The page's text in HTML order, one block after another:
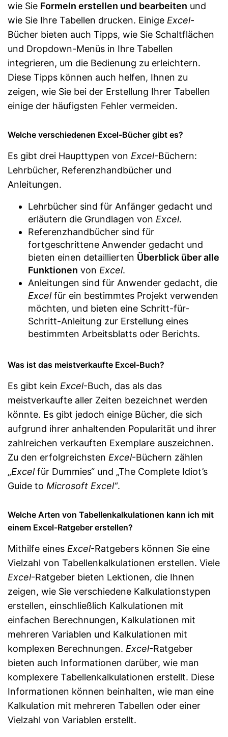
wie Sie Formeln erstellen und bearbeiten und
wie Sie Ihre Tabellen drucken. Einige Excel-
Bücher bieten auch Tipps, wie Sie Schaltflächen
und Dropdown-Menüs in Ihre Tabellen
integrieren, um die Bedienung zu erleichtern.
Diese Tipps können auch helfen, Ihnen zu
zeigen, wie Sie bei der Erstellung Ihrer Tabellen
einige der häufigsten Fehler vermeiden.
Welche verschiedenen Excel-Bücher gibt es?
Es gibt drei Haupttypen von Excel-Büchern:
Lehrbücher, Referenzhandbücher und
Anleitungen.
Lehrbücher sind für Anfänger gedacht und
erläutern die Grundlagen von Excel.
Referenzhandbücher sind für
fortgeschrittene Anwender gedacht und
bieten einen detaillierten Überblick über alle
Funktionen von Excel.
Anleitungen sind für Anwender gedacht, die
Excelfür ein bestimmtes Projekt verwenden
möchten, und bieten eine Schritt-für-
Schritt-Anleitung zur Erstellung eines
bestimmten Arbeitsblatts oder Berichts.
Was ist das meistverkaufte Excel-Buch?
Es gibt kein Excel-Buch, das als das
meistverkaufte aller Zeiten bezeichnet werden
könnte. Es gibt jedoch einige Bücher, die sich
aufgrund ihrer anhaltenden Popularität und ihrer
zahlreichen verkauften Exemplare auszeichnen.
Zu den erfolgreichsten Excel-Büchern zählen
„Excelfür Dummies“ und „The Complete Idiot’s
Guide to Microsoft Excel“.
Welche Arten von Tabellenkalkulationen kann ich mit
einem Excel-Ratgeber erstellen?
Mithilfe eines Excel-Ratgebers können Sie eine
Vielzahl von Tabellenkalkulationen erstellen. Viele
Excel-Ratgeber bieten Lektionen, die Ihnen
zeigen, wie Sie verschiedene Kalkulationstypen
erstellen, einschließlich Kalkulationen mit
einfachen Berechnungen, Kalkulationen mit
mehreren Variablen und Kalkulationen mit
komplexen Berechnungen. Excel-Ratgeber
bieten auch Informationen darüber, wie man
komplexere Tabellenkalkulationen erstellt. Diese
Informationen können beinhalten, wie man eine
Kalkulation mit mehreren Tabellen oder einer
Vielzahl von Variablen erstellt.